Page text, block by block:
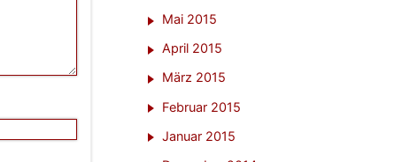
Mai 2015
April 2015
März 2015
Februar 2015
Januar 2015